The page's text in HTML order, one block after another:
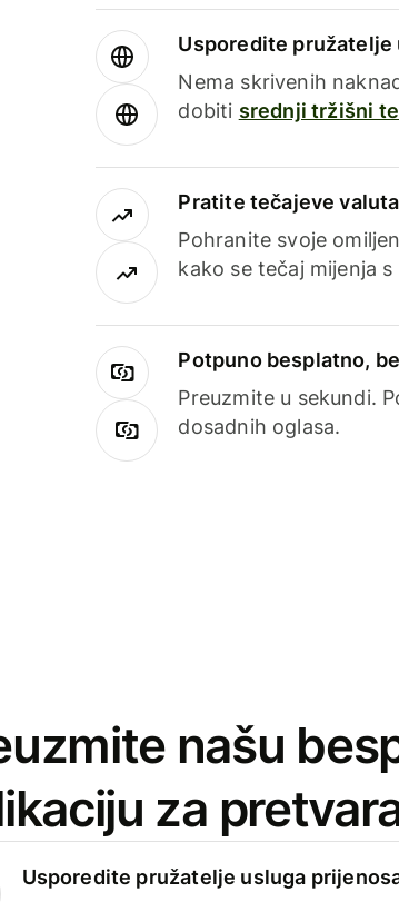
Usporedite pružatelje
Nema skrivenih
dobiti srednji tržišni
Pratite tečajeve
Pohranite svoje
kako se tečaj mijenja
Potpuno besplatno,
Preuzmite u sekundi.
dosadnih oglasa.
našu
za
Usporedite pružatelje usluga